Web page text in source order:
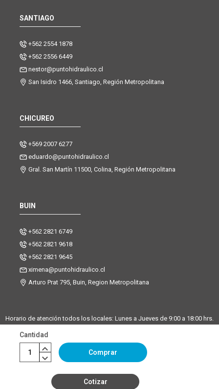
Cantidad
Comprar
Cotizar
SANTIAGO
+562 2554 1878
+562 2556 6449
nestor@puntohidraulico.cl
San Isidro 1466, Santiago, Región Metropolitana
CHICUREO
+569 2007 6277
eduardo@puntohidraulico.cl
Gral. San Martín 11500, Colina, Región Metropolitana
BUIN
+562 2821 6749
+562 2821 9618
+562 2821 9645
ximena@puntohidraulico.cl
Arturo Prat 795, Buin, Region Metropolitana
Horario de atención todos los locales: Lunes a Jueves de 9:00 a 18:00 hrs.
Desde octubre hasta febrero, trabajamos los sábados de 9:00 a 13:00
horas en la sucursal Buin. La sucursal de Santiago y Chicureo
permanecerá cerrada los sábados.